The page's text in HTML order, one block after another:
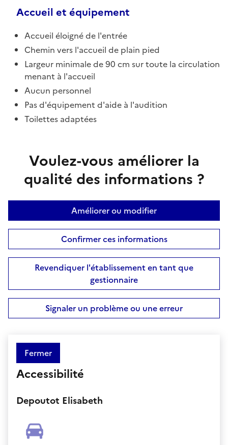
Accueil et équipement
Accueil éloigné de l'entrée
Chemin vers l'accueil de plain pied
Largeur minimale de 90 cm sur toute la circulation
menant à l'accueil
Aucun personnel
Pas d'équipement d'aide à l'audition
Toilettes adaptées
Voulez-vous améliorer la
qualité des informations ?
Améliorer ou modifier
Confirmer ces informations
Revendiquer l'établissement en tant que
gestionnaire
Signaler un problème ou une erreur
Fermer
Accessibilité
Depoutot Elisabeth